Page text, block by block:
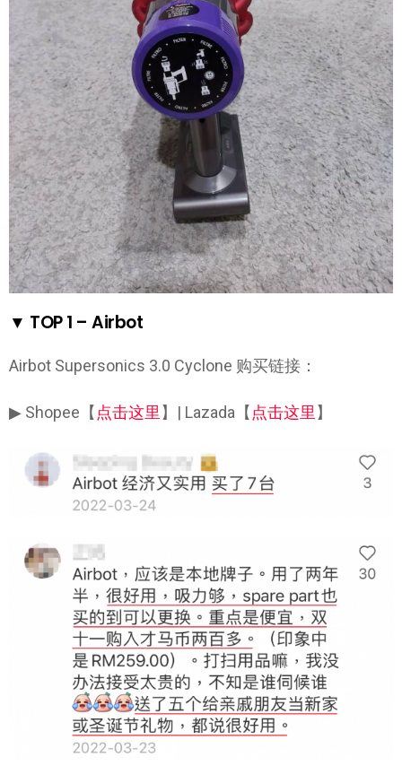
▼ TOP 1 – Airbot
Airbot Supersonics 3.0 Cyclone 购买链接：
▶ Shopee【 点击这里 】| Lazada【 点击这里 】